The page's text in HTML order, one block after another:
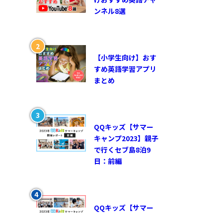
ンネル8選
【小学生向け】おす
すめ英語学習アプリ
まとめ
QQキッズ【サマー
キャンプ2023】親子
で行くセブ島8泊9
日：前編
QQキッズ【サマー